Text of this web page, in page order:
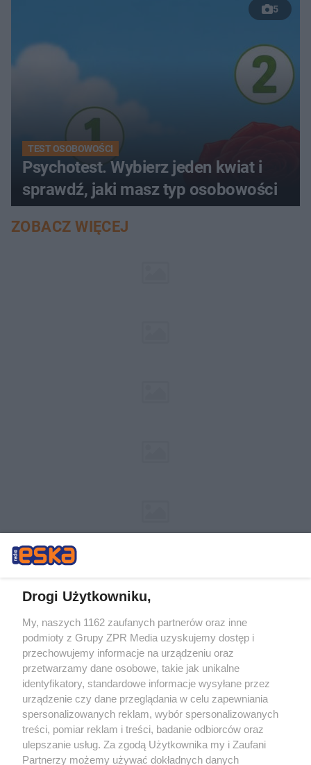
5
TEST OSOBOWOŚCI
Psychotest. Wybierz jeden kwiat i
sprawdź, jaki masz typ osobowości
ZOBACZ WIĘCEJ
Żaden utwór zamieszczony w serwisie nie może być powielany i
rozpowszechniany lub dalej rozpowszechniany w jakikolwiek sposób (w
tym także elektroniczny lub mechaniczny) na jakimkolwiek polu
eksploatacji w jakiejkolwiek formie, włącznie z umieszczaniem w
Internecie bez pisemnej zgody właściciela praw. Jakiekolwiek użycie lub
wykorzystanie utworów w całości lub w części z naruszeniem prawa,
tzn. bez właściwej zgody, jest zabronione pod groźbą kary i może być
ścigane prawnie.
Drogi Użytkowniku,
My, naszych 1162 zaufanych partnerów oraz inne
podmioty z Grupy ZPR Media uzyskujemy dostęp i
przechowujemy informacje na urządzeniu oraz
przetwarzamy dane osobowe, takie jak unikalne
identyfikatory, standardowe informacje wysyłane przez
urządzenie czy dane przeglądania w celu zapewniania
spersonalizowanych reklam, wybór spersonalizowanych
treści, pomiar reklam i treści, badanie odbiorców oraz
ulepszanie usług. Za zgodą Użytkownika my i Zaufani
Partnerzy możemy używać dokładnych danych